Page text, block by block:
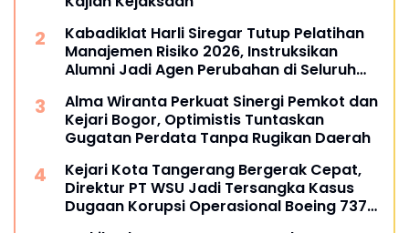
Kabadiklat Harli Siregar Tutup Pelatihan
Manajemen Risiko 2026, Instruksikan
Alumni Jadi Agen Perubahan di Seluruh
Alma Wiranta Perkuat Sinergi Pemkot dan
Kejari Bogor, Optimistis Tuntaskan
Gugatan Perdata Tanpa Rugikan Daerah
Kejari Kota Tangerang Bergerak Cepat,
Direktur PT WSU Jadi Tersangka Kasus
Dugaan Korupsi Operasional Boeing 737-